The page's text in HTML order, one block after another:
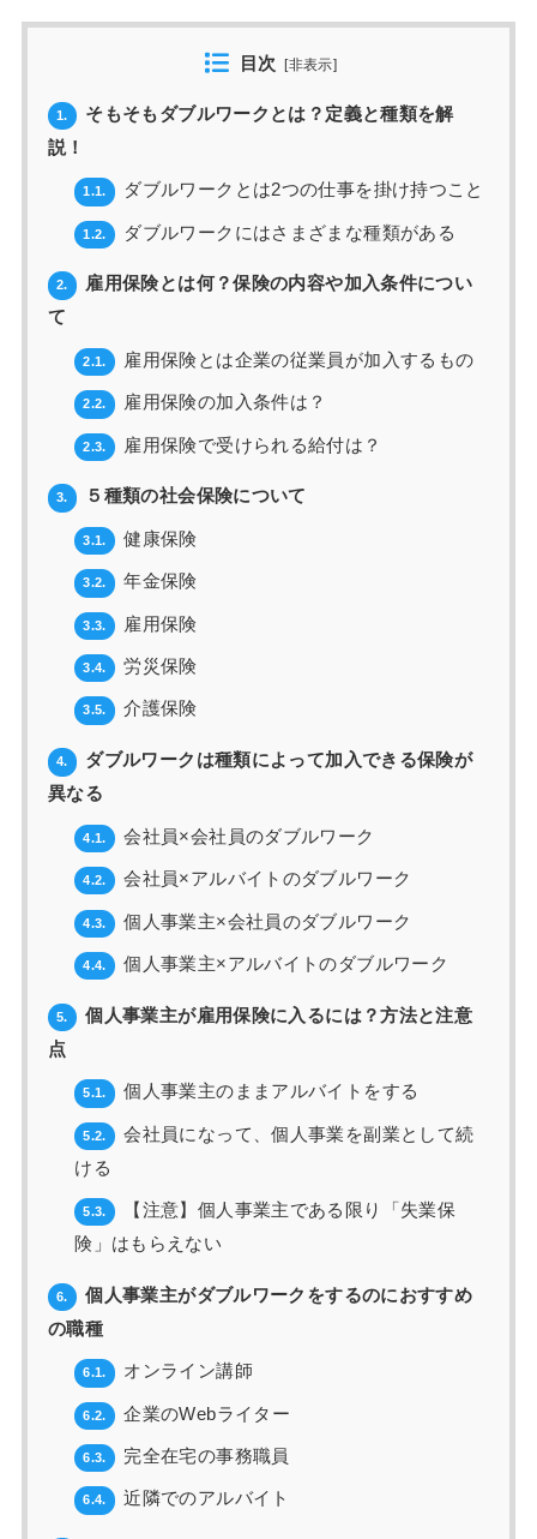
目次 [非表示]
1.
そもそもダブルワークとは？定義と種類を解
説！
1.1. ダブルワークとは2つの仕事を掛け持つこと
1.2. ダブルワークにはさまざまな種類がある
2.
雇用保険とは何？保険の内容や加入条件につい
て
2.1. 雇用保険とは企業の従業員が加入するもの
2.2. 雇用保険の加入条件は？
2.3. 雇用保険で受けられる給付は？
3. ５種類の社会保険について
3.1. 健康保険
3.2. 年金保険
3.3. 雇用保険
3.4. 労災保険
3.5. 介護保険
4.
ダブルワークは種類によって加入できる保険が
異なる
4.1. 会社員×会社員のダブルワーク
4.2. 会社員×アルバイトのダブルワーク
4.3. 個人事業主×会社員のダブルワーク
4.4. 個人事業主×アルバイトのダブルワーク
5.
個人事業主が雇用保険に入るには？方法と注意
点
5.1. 個人事業主のままアルバイトをする
5.2.
会社員になって、個人事業を副業として続
ける
5.3.
【注意】個人事業主である限り「失業保
険」はもらえない
6.
個人事業主がダブルワークをするのにおすすめ
の職種
6.1. オンライン講師
6.2. 企業のWebライター
6.3. 完全在宅の事務職員
6.4. 近隣でのアルバイト